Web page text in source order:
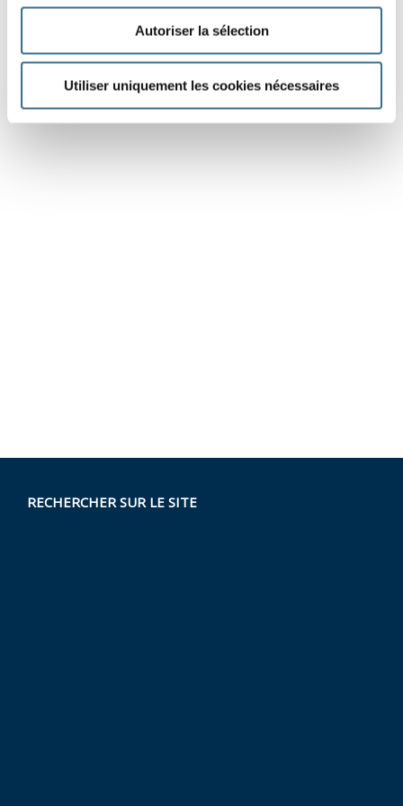
Autoriser la sélection
Utiliser uniquement les cookies nécessaires
RECHERCHER SUR LE SITE